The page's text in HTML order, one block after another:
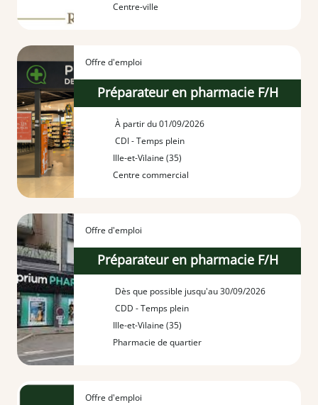
Centre-ville
Offre d'emploi
Préparateur en pharmacie F/H
À partir du 01/09/2026
CDI - Temps plein
Ille-et-Vilaine (35)
Centre commercial
Offre d'emploi
Préparateur en pharmacie F/H
Dès que possible jusqu'au 30/09/2026
CDD - Temps plein
Ille-et-Vilaine (35)
Pharmacie de quartier
Offre d'emploi